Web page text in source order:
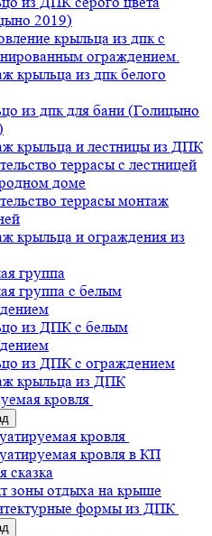
2019)
крыльца из дпк с
ограждением.
крыльца из дпк белого
из дпк для бани (Голицыно
крыльца и лестницы из ДПК
террасы с лестницей
доме
террасы монтаж
крыльца и ограждения из
группа
группа с белым
из ДПК с белым
из ДПК с ограждением
крыльца из ДПК
кровля
кровля
кровля в КП
сказка
зоны отдыха на крыше
формы из ДПК